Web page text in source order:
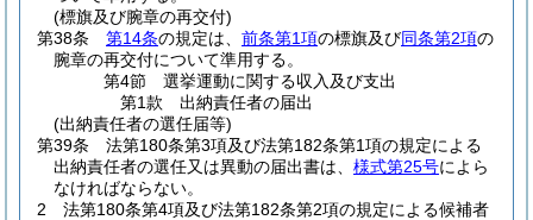
(標旗及び腕章の再交付)
第38条
第14条の規定は、 前条第1項の標旗及び同条第2項の
腕章の再交付について準用する。
第4節
選挙運動に関する収入及び支出
第1款
出納責任者の届出
(出納責任者の選任届等)
第39条
法第180条第3項及び法第182条第1項の規定による
出納責任者の選任又は異動の届出書は、 様式第25号によら
なければならない。
2
法第180条第4項及び法第182条第2項の規定による候補者